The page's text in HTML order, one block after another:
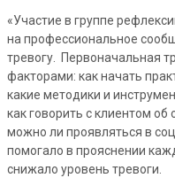
«Участие в группе
на профессиональное
тревогу. Первоначальная
факторами: как начать
какие методики и
как говорить с клиентом
можно ли проявляться в
помогало в прояснении
снижало уровень тревоги.